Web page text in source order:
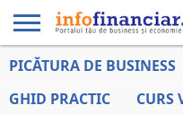
EDUCAȚIE
LA ZI
AFACERILOR
PICĂTURA DE BUSINESS
GHID PRACTIC
CURS